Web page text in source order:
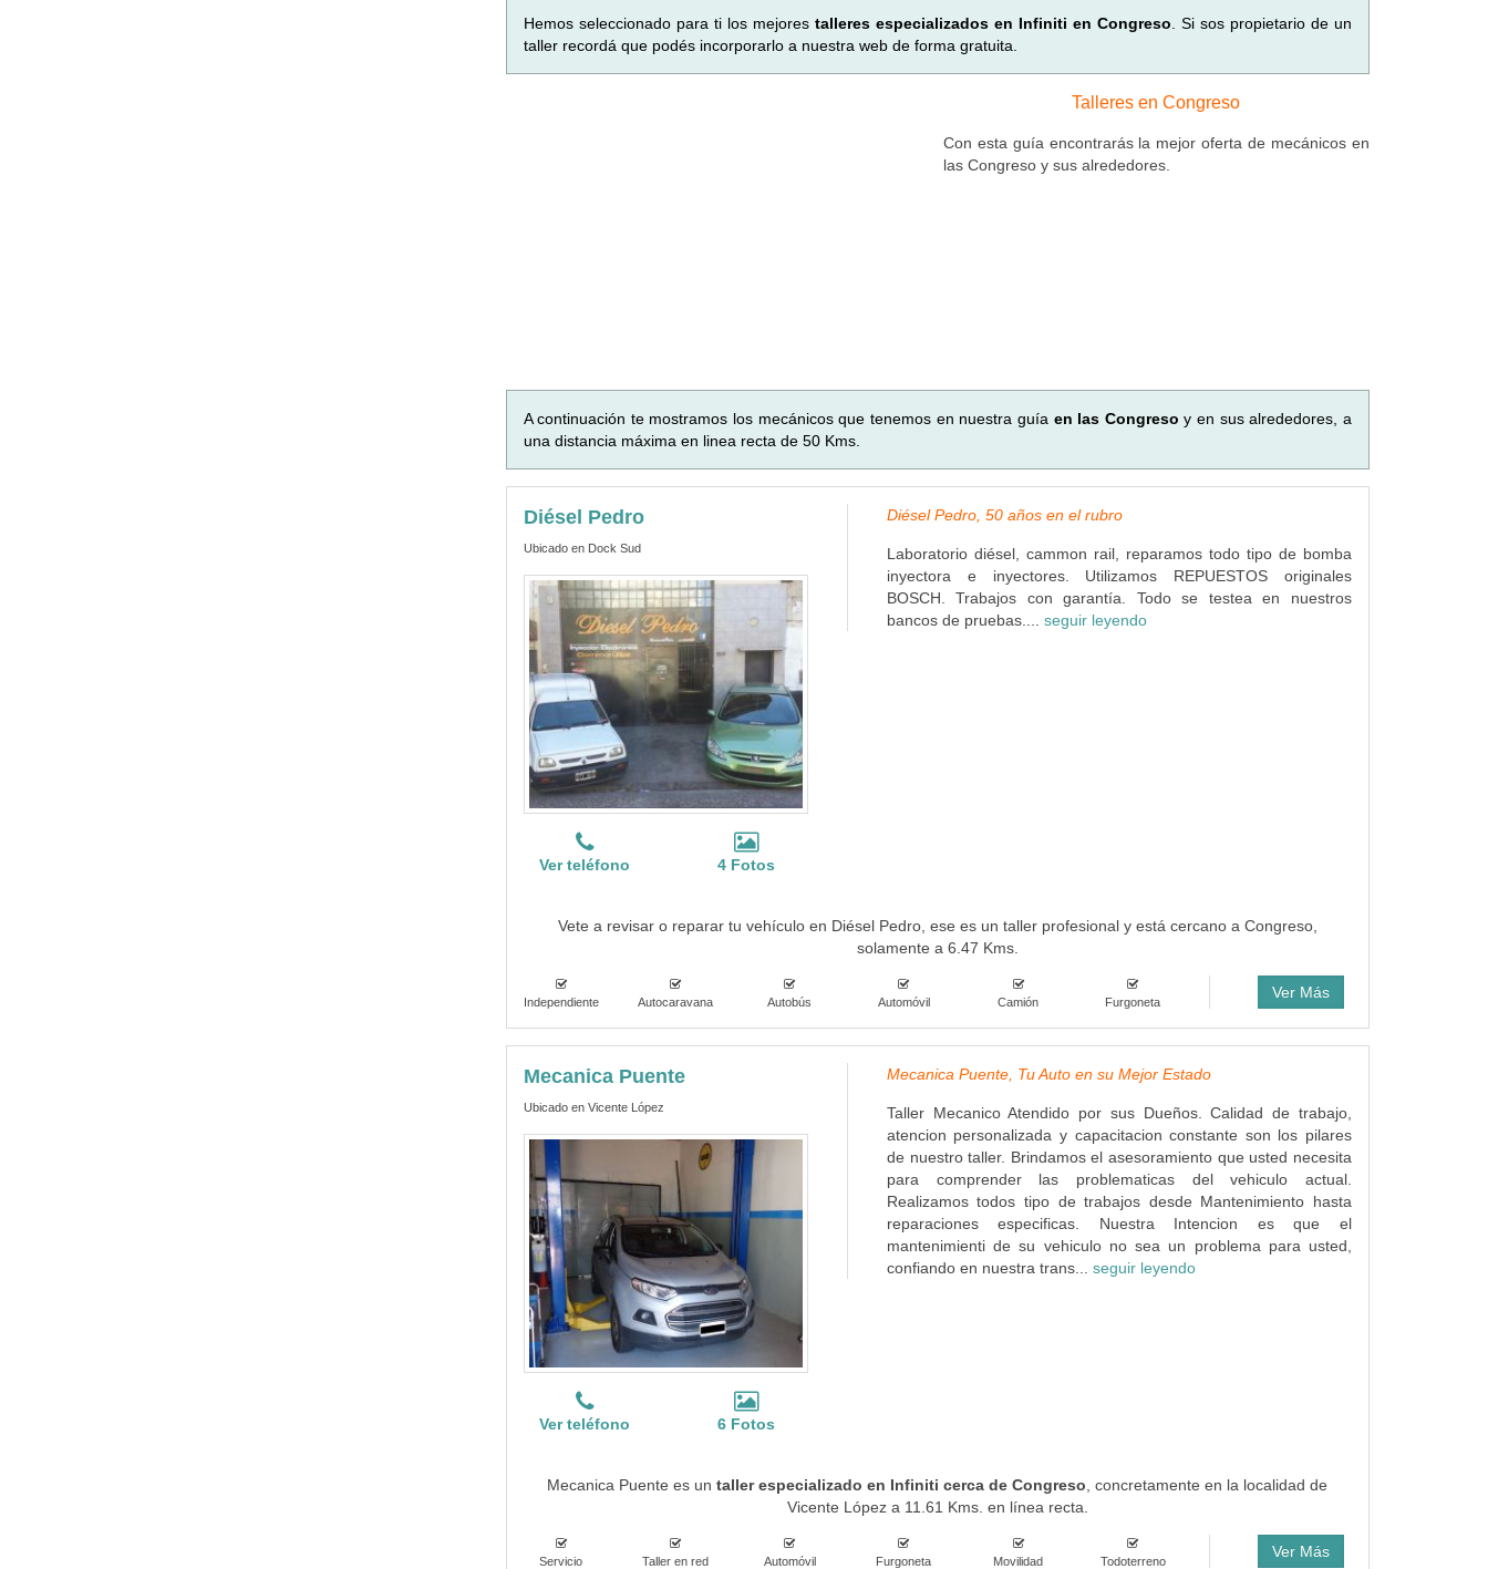
Hemos seleccionado para ti los mejores talleres especializados en Infiniti en Congreso . Si sos propietario de un
taller recordá que podés incorporarlo a nuestra web de forma gratuita.
Talleres en Congreso
Con esta guía encontrarás la mejor oferta de mecánicos en
las Congreso y sus alrededores.
A continuación te mostramos los mecánicos que tenemos en nuestra guía en las Congreso y en sus alrededores, a
una distancia máxima en linea recta de 50 Kms.
Diésel Pedro
Ubicado en Dock Sud
Ver teléfono 4 Fotos
Diésel Pedro, 50 años en el rubro
Laboratorio diésel, cammon rail, reparamos todo tipo de bomba
inyectora e inyectores. Utilizamos REPUESTOS originales
BOSCH. Trabajos con garantía. Todo se testea en nuestros
bancos de pruebas.... seguir leyendo
Vete a revisar o reparar tu vehículo en Diésel Pedro, ese es un taller profesional y está cercano a Congreso,
solamente a 6.47 Kms.
Independiente Autocaravana Autobús Automóvil Camión Furgoneta
Ver Más
Mecanica Puente
Ubicado en Vicente López
Ver teléfono 6 Fotos
Mecanica Puente, Tu Auto en su Mejor Estado
Taller Mecanico Atendido por sus Dueños. Calidad de trabajo,
atencion personalizada y capacitacion constante son los pilares
de nuestro taller. Brindamos el asesoramiento que usted necesita
para comprender las problematicas del vehiculo actual.
Realizamos todos tipo de trabajos desde Mantenimiento hasta
reparaciones especificas. Nuestra Intencion es que el
mantenimienti de su vehiculo no sea un problema para usted,
confiando en nuestra trans... seguir leyendo
Mecanica Puente es untaller especializado en Infiniti cerca de Congreso , concretamente en la localidad de
Vicente López a 11.61 Kms. en línea recta.
Servicio
Taller en red Automóvil Furgoneta
Movilidad
Todoterreno
Ver Más